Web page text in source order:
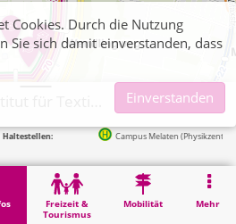
Freizeit &
Tourismus
Mobilität Mehr
Campus Melaten (Physikzentrum) in
Aachen, RWTH Institut für Textiltechnik
Cookies. Durch die Nutzung
Sie sich damit einverstanden, dass
Einverstanden